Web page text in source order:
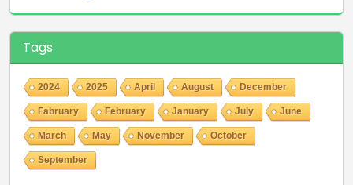
Tags
2024 2025 April August December
Fabruary February January July June
March May November October
September